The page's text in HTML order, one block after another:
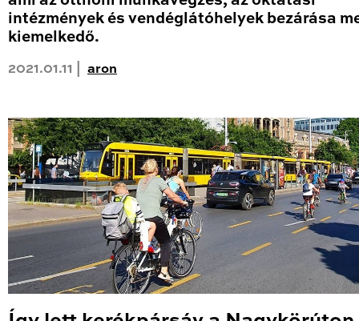
intézmények és vendéglátóhelyek bezárása
kiemelkedő.
2021.01.11 | aron